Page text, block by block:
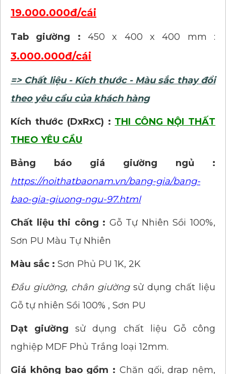
19.000.000đ/cái
Tab giường : 450 x 400 x 400 mm :
3.000.000đ/cái
=> Chất liệu - Kích thước - Màu sắc thay đổi
theo yêu cầu của khách hàng
Kích thước (DxRxC) : THI CÔNG NỘI THẤT
THEO YÊU CẦU
Bảng báo giá giường ngủ :
https://noithatbaonam.vn/bang-gia/bang-
bao-gia-giuong-ngu-97.html
Chất liệu thi công : Gỗ Tự Nhiên Sồi 100%,
Sơn PU Màu Tự Nhiên
Màu sắc : Sơn Phủ PU 1K, 2K
Đầu giường, chân giườngsử dụng chất liệu
Gỗ tự nhiên Sồi 100% , Sơn PU
Dạt giường sử dụng chất liệu Gỗ công
nghiệp MDF Phủ Trắng loại 12mm.
Giá không bao gồm : Chăn gối, drap nệm,